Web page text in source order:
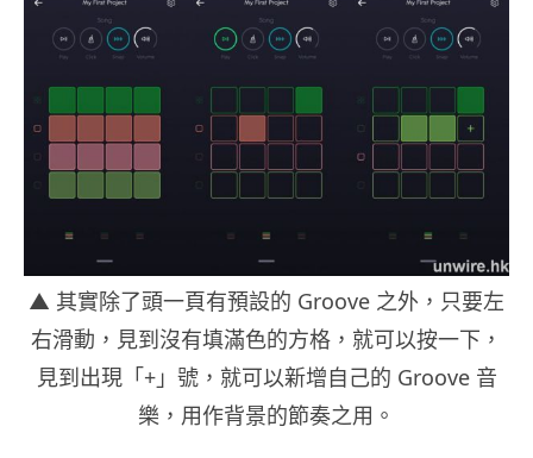
▲ 其實除了頭一頁有預設的 Groove 之外，只要左
右滑動，見到沒有填滿色的方格，就可以按一下，
見到出現「+」號，就可以新增自己的 Groove 音
樂，用作背景的節奏之用。